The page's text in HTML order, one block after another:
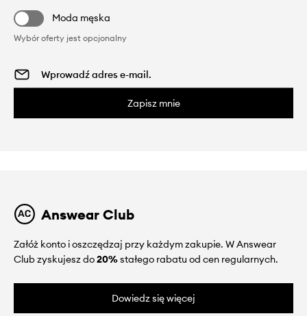
Moda męska
Wybór oferty jest opcjonalny
Zapisz mnie
Answear Club
Załóż konto i oszczędzaj przy każdym zakupie. W Answear
Club zyskujesz do20%stałego rabatu od cen regularnych.
Dowiedz się więcej